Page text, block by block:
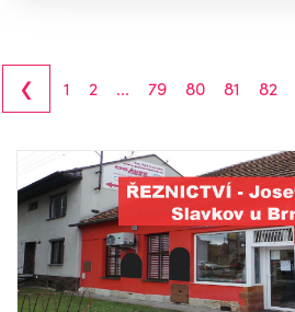
‹ 1 2 ... 79 80 81 82